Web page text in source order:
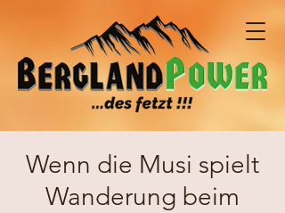
Wenn die Musi spielt
Wanderung beim